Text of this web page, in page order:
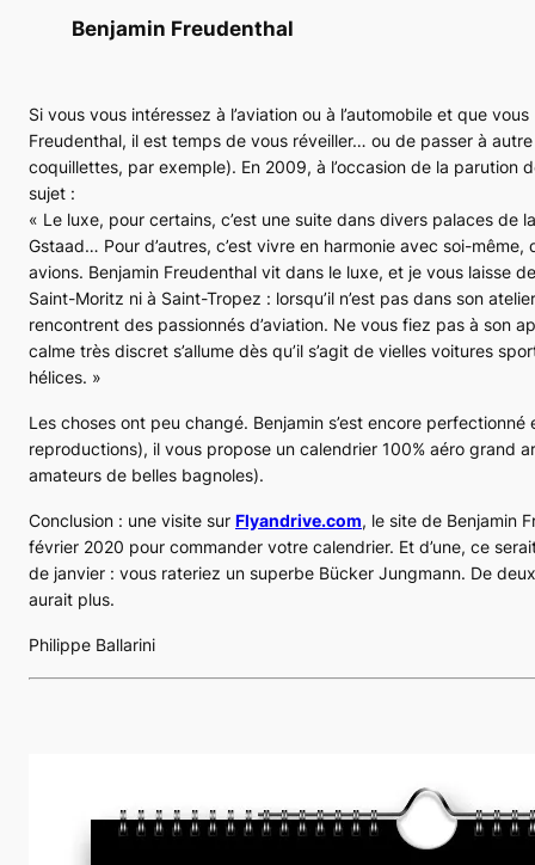
Benjamin Freudenthal
Si vous vous intéressez à l’aviation ou à l’automobile et que
Freudenthal, il est temps de vous réveiller… ou de passer à
coquillettes, par exemple). En 2009, à l’occasion de la parution
sujet :
« Le luxe, pour certains, c’est une suite dans divers palaces de
Gstaad… Pour d’autres, c’est vivre en harmonie avec soi-
avions. Benjamin Freudenthal vit dans le luxe, et je vous laisse
Saint-Moritz ni à Saint-Tropez : lorsqu’il n’est pas dans son
rencontrent des passionnés d’aviation. Ne vous fiez pas à son
calme très discret s’allume dès qu’il s’agit de vielles voitures
hélices. »
Les choses ont peu changé. Benjamin s’est encore
reproductions), il vous propose un calendrier 100% aéro grand
amateurs de belles bagnoles).
Conclusion : une visite sur Flyandrive.com, le site de Benjamin
février 2020 pour commander votre calendrier. Et d’une, ce
de janvier : vous rateriez un superbe Bücker Jungmann. De
aurait plus.
Philippe Ballarini